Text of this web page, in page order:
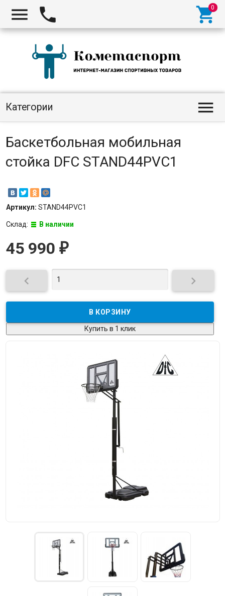
  
Категории 
Баскетбольная мобильная
стойка DFC STAND44PVC1
Артикул: STAND44PVC1
Склад: В наличии
45 990 ₽
 
Купить в 1 клик